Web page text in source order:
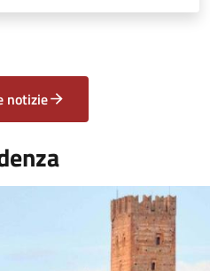
notizie